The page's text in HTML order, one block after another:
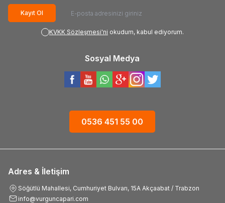
Kayıt Ol
KVKK Sözleşmesi'ni okudum, kabul ediyorum.
Sosyal Medya
0536 451 55 00
Adres & İletişim
Söğütlü Mahallesi, Cumhuriyet Bulvarı, 15A Akçaabat / Trabzon
info@vurguncapari.com